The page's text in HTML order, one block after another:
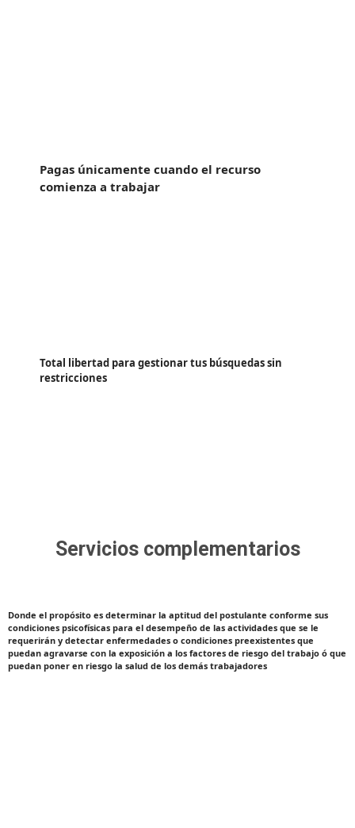
Pagas únicamente cuando el recurso
comienza a trabajar
Total libertad para gestionar tus búsquedas sin
restricciones
Servicios complementarios
Donde el propósito es determinar la aptitud del postulante conforme sus
condiciones psicofísicas para el desempeño de las actividades que se le
requerirán y detectar enfermedades o condiciones preexistentes que
puedan agravarse con la exposición a los factores de riesgo del trabajo ó que
puedan poner en riesgo la salud de los demás trabajadores